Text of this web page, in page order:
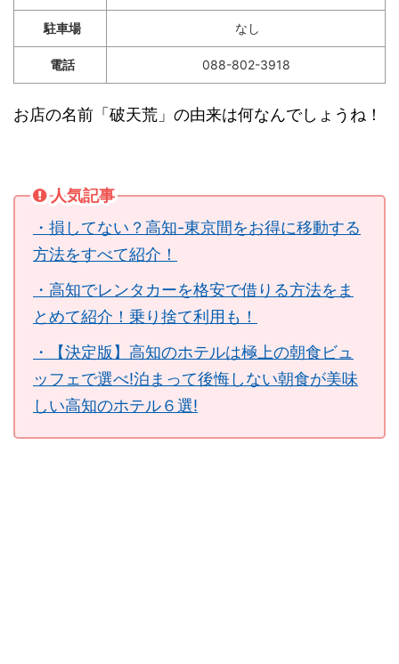
駐車場 なし
電話 088-802-3918
お店の名前「破天荒」の由来は何なんでしょうね！
人気記事
・損してない？高知-東京間をお得に移動する
方法をすべて紹介！
・高知でレンタカーを格安で借りる方法をま
とめて紹介！乗り捨て利用も！
・【決定版】高知のホテルは極上の朝食ビュ
ッフェで選べ!泊まって後悔しない朝食が美味
しい高知のホテル６選!